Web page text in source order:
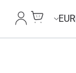
EUR
حسابي